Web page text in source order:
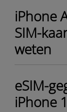
iPhone
SIM-
weten
eSIM-
iPhone